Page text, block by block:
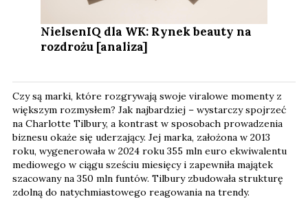
NielsenIQ dla WK: Rynek beauty na
rozdrożu [analiza]
Czy są marki, które rozgrywają swoje viralowe momenty z
większym rozmysłem? Jak najbardziej – wystarczy spojrzeć
na Charlotte Tilbury, a kontrast w sposobach prowadzenia
biznesu okaże się uderzający. Jej marka, założona w 2013
roku, wygenerowała w 2024 roku 355 mln euro ekwiwalentu
mediowego w ciągu sześciu miesięcy i zapewniła majątek
szacowany na 350 mln funtów. Tilbury zbudowała strukturę
zdolną do natychmiastowego reagowania na trendy.